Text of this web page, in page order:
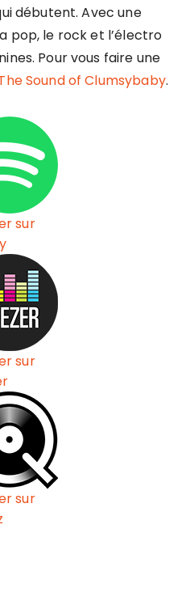
débutent. Avec une
pop, le rock et l’électro
Pour vous faire une
Sound of Clumsybaby.
sur
sur
sur